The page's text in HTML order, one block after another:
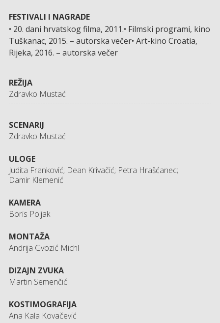
FESTIVALI I NAGRADE
• 20. dani hrvatskog filma, 2011.• Filmski programi, kino
Tuškanac, 2015. – autorska večer• Art-kino Croatia,
Rijeka, 2016. – autorska večer
REŽIJA
Zdravko Mustać
SCENARIJ
Zdravko Mustać
ULOGE
Judita Franković; Dean Krivačić; Petra Hrašćanec;
Damir Klemenić
KAMERA
Boris Poljak
MONTAŽA
Andrija Gvozić Michl
DIZAJN ZVUKA
Martin Semenčić
KOSTIMOGRAFIJA
Ana Kala Kovačević